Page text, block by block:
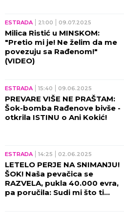
ESTRADA 21:00 09.07.2025
Milica Ristić u MINSKOM:
"Pretio mi je! Ne želim da me
povezuju sa Rađenom!"
(VIDEO)
ESTRADA 15:40 09.06.2025
PREVARE VIŠE NE PRAŠTAM:
Šok-bomba Rađenove bivše -
otkrila ISTINU o Ani Kokić!
ESTRADA 14:25 02.06.2025
LETELO PERJE NA SNIMANJU!
ŠOK! Naša pevačica se
RAZVELA, pukla 40.000 evra,
pa poručila: Sudi mi što ti